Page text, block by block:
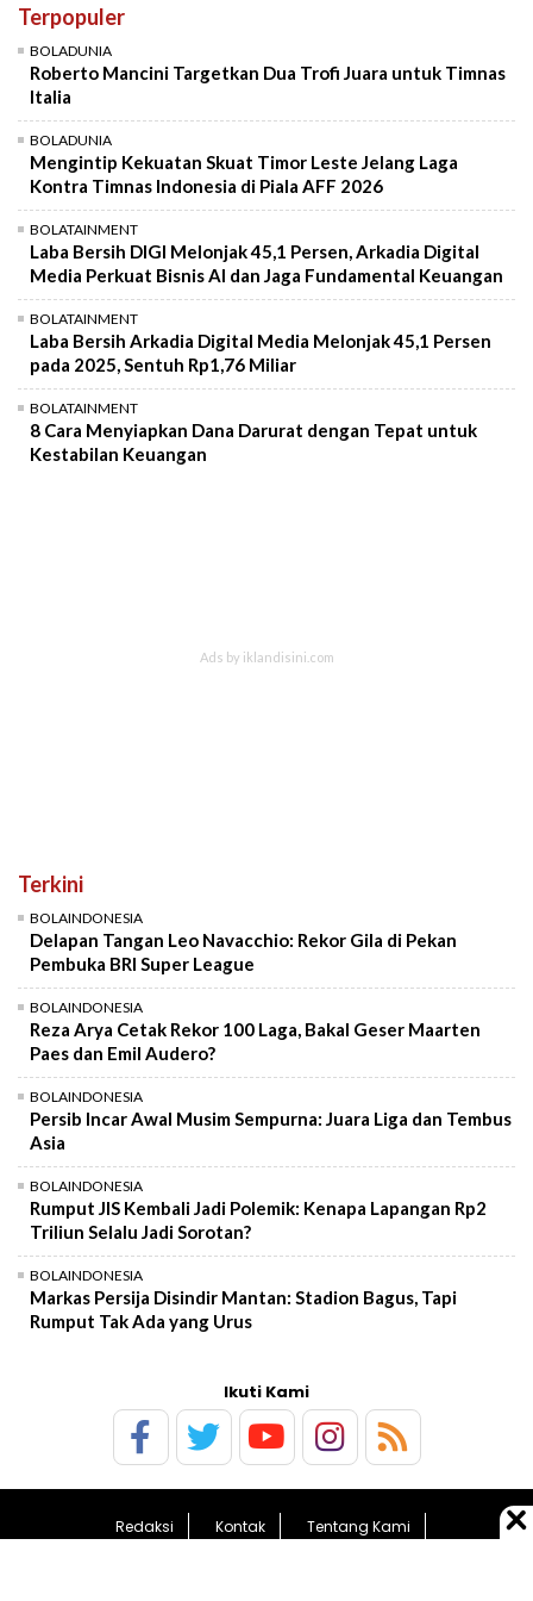
Terpopuler
BOLADUNIA
Roberto Mancini Targetkan Dua Trofi Juara untuk Timnas
Italia
BOLADUNIA
Mengintip Kekuatan Skuat Timor Leste Jelang Laga
Kontra Timnas Indonesia di Piala AFF 2026
BOLATAINMENT
Laba Bersih DIGI Melonjak 45,1 Persen, Arkadia Digital
Media Perkuat Bisnis AI dan Jaga Fundamental Keuangan
BOLATAINMENT
Laba Bersih Arkadia Digital Media Melonjak 45,1 Persen
pada 2025, Sentuh Rp1,76 Miliar
BOLATAINMENT
8 Cara Menyiapkan Dana Darurat dengan Tepat untuk
Kestabilan Keuangan
Terkini
BOLAINDONESIA
Delapan Tangan Leo Navacchio: Rekor Gila di Pekan
Pembuka BRI Super League
BOLAINDONESIA
Reza Arya Cetak Rekor 100 Laga, Bakal Geser Maarten
Paes dan Emil Audero?
BOLAINDONESIA
Persib Incar Awal Musim Sempurna: Juara Liga dan Tembus
Asia
BOLAINDONESIA
Rumput JIS Kembali Jadi Polemik: Kenapa Lapangan Rp2
Triliun Selalu Jadi Sorotan?
BOLAINDONESIA
Markas Persija Disindir Mantan: Stadion Bagus, Tapi
Rumput Tak Ada yang Urus
Ikuti Kami
Redaksi Kontak
Tentang Kami